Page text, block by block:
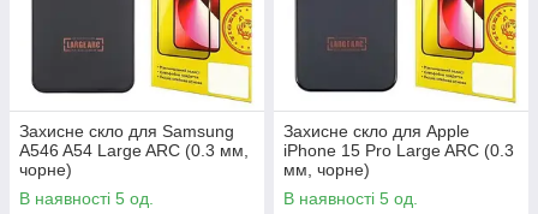
Захисне скло для Samsung
A546 A54 Large ARC (0.3 мм,
чорне)
В наявності 5 од.
Захисне скло для Apple
iPhone 15 Pro Large ARC (0.3
мм, чорне)
В наявності 5 од.